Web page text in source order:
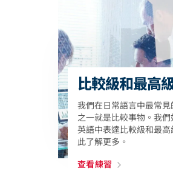
比較級和最高
我們在日常語言中最常
之一就是比較事物。我們
英語中表達比較級和最高
此了解更多。
查看練習